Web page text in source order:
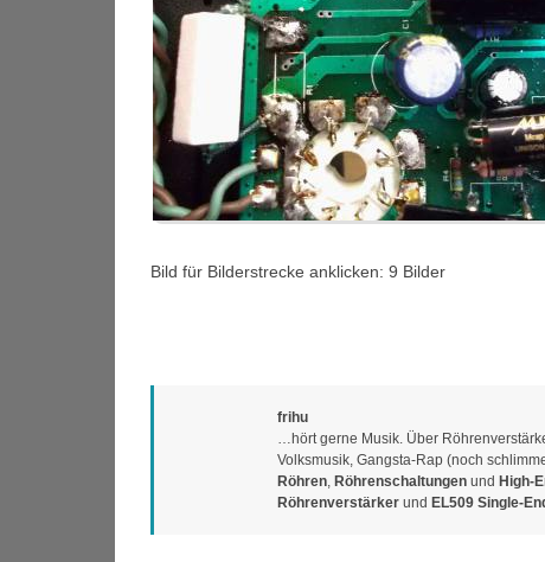
Bild für Bilderstrecke anklicken: 9 Bilder
frihu
…hört gerne Musik. Über
Volksmusik, Gangsta-Rap (noch
Röhren, Röhrenschaltungen und High-
Röhrenverstärker und EL509 Single-